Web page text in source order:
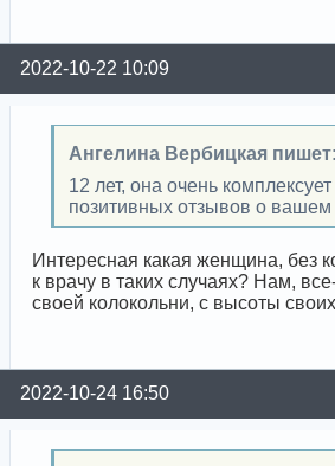
2022-10-22 10:09
Ангелина Вербицкая пишет:
12 лет, она очень
позитивных отзывов о вашем
Интересная какая женщина, без
к врачу в таких случаях? Нам,
своей колокольни, с высоты
2022-10-24 16:50